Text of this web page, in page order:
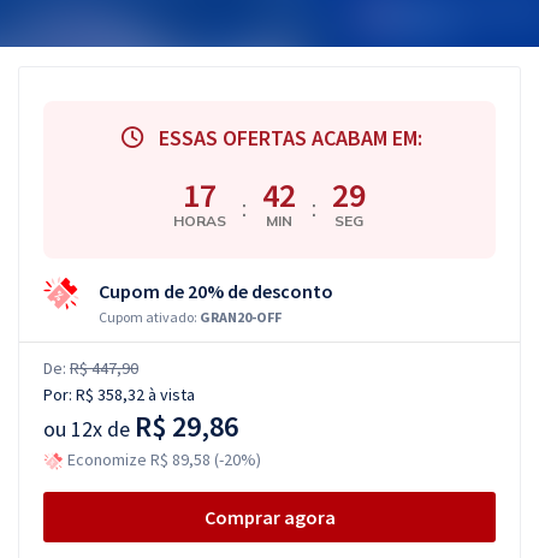
ESSAS OFERTAS ACABAM EM:
17
HORAS : 42
MIN : 28
SEG
Cupom de 20% de desconto
Cupom ativado: GRAN20-OFF
De: R$ 447,90
Por: R$ 358,32à vista
ou 12x de R$ 29,86
Economize R$ 89,58 (-20%)
Comprar agora